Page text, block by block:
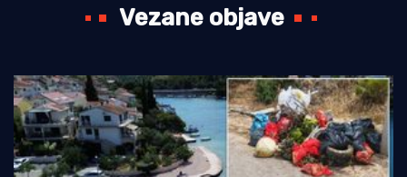
Vezane objave